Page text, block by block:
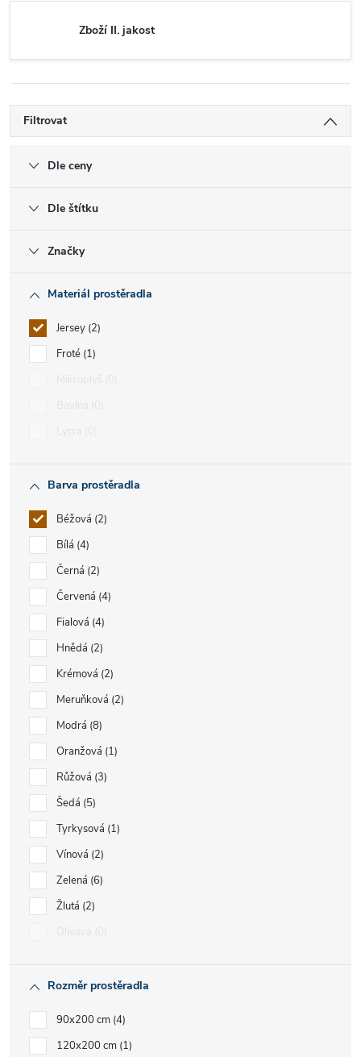
Zboží II. jakost
Filtrovat
Dle ceny
Dle štítku
Značky
Materiál prostěradla
Jersey 2
Froté 1
Barva prostěradla
Béžová 2
Bílá 4
Černá 2
Červená 4
Fialová 4
Hnědá 2
Krémová 2
Meruňková 2
Modrá 8
Oranžová 1
Růžová 3
Šedá 5
Tyrkysová 1
Vínová 2
Zelená 6
Žlutá 2
Rozměr prostěradla
90x200 cm 4
120x200 cm 1